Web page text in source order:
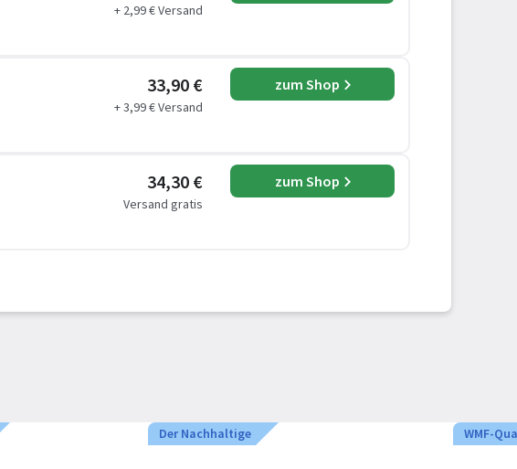
+ 2,99 € Versand
33,90 €
+ 3,99 € Versand
zum Shop
34,30 €
Versand gratis
zum Shop
Der Nachhaltige WMF-